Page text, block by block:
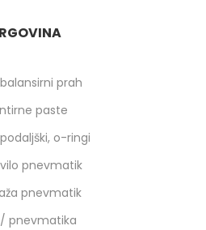
prah
paste
o-ringi
pnevmatik
pnevmatik
/ pnevmatika